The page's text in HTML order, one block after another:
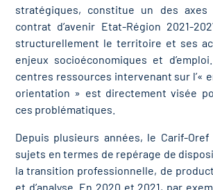
stratégiques, constitue un des axes
contrat d’avenir Etat‐Région
structurellement le territoire et ses
enjeux socioéconomiques et
centres ressources intervenant sur l’«
orientation » est directement visée
ces problématiques.
Depuis plusieurs années, le Carif-
sujets en termes de repérage de
la transition professionnelle, de
et d’analyse. En 2020 et 2021, par